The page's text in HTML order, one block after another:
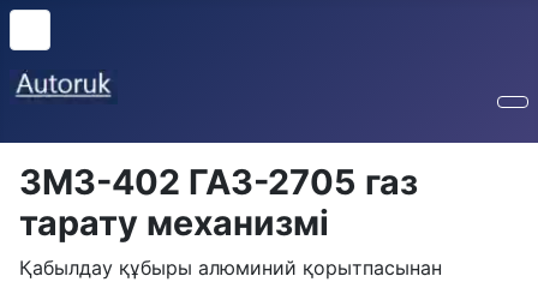
ЗМЗ-402 ГАЗ-2705 газ
тарату механизмі
Қабылдау құбыры алюминий қорытпасынан